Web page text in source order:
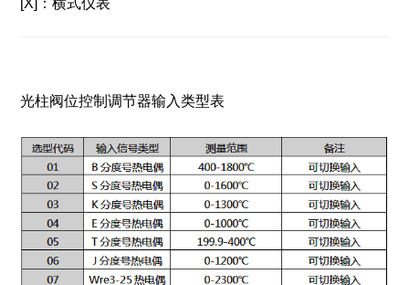
[X]：横式仪表
光柱阀位控制调节器输入类型表